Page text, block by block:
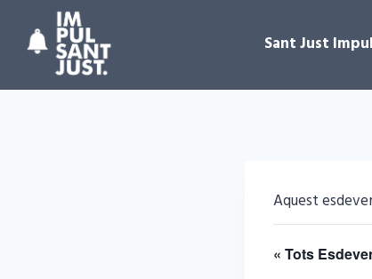
contingut
Sant Just
Aquest
« Tots